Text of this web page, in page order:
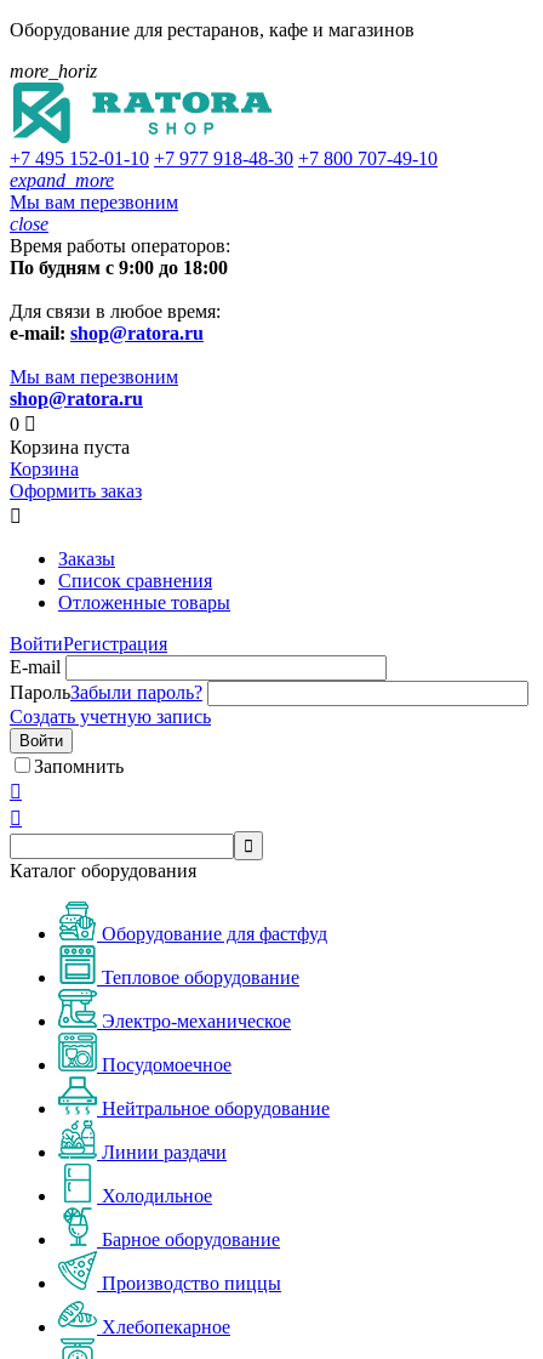
Оборудование для рестаранов, кафе и магазинов
more_horiz
+7 495 152-01-10 +7 977 918-48-30 +7 800 707-49-10
expand_more
Мы вам перезвоним
close
Время работы операторов:
По будням с 9:00 до 18:00
Для связи в любое время:
e-mail: shop@ratora.ru
Мы вам перезвоним
shop@ratora.ru
0 
Корзина пуста
Корзина
Оформить заказ

Заказы
Список сравнения
Отложенные товары
ВойтиРегистрация
E-mail
ПарольЗабыли пароль?
Создать учетную запись
Войти
Запомнить



Каталог оборудования
Оборудование для фастфуд
Тепловое оборудование
Электро-механическое
Посудомоечное
Нейтральное оборудование
Линии раздачи
Холодильное
Барное оборудование
Производство пиццы
Хлебопекарное